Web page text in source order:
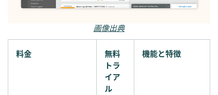
画像出典
料金
無料
トラ
イア
ル
機能と特徴